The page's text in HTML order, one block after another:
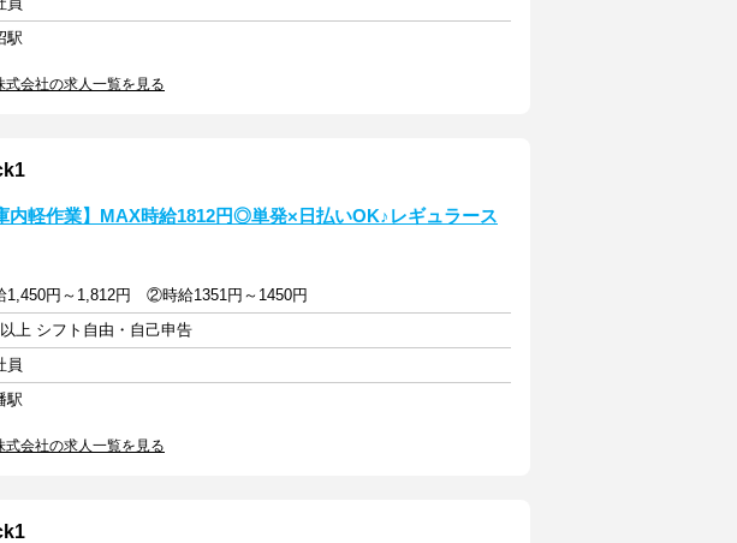
駅
会社の求人一覧を見る
内軽作業】MAX時給1812円◎単発×日払いOK♪レギュラース
円～1,812円 ②時給1351円～1450円
上 シフト自由・自己申告
員
駅
会社の求人一覧を見る